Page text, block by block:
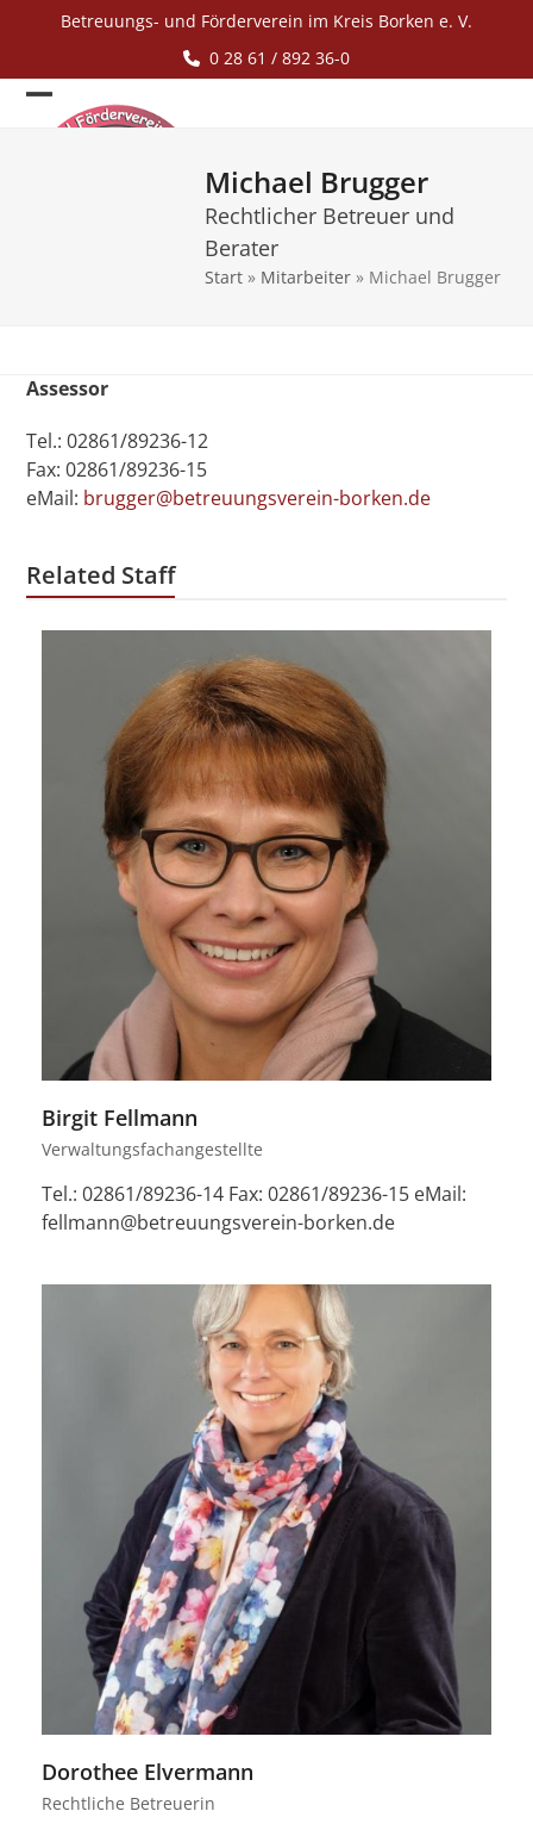
Betreuungs- und Förderverein im Kreis Borken e. V.
0 28 61 / 892 36-0
Open
Close
Michael Brugger
Rechtlicher Betreuer und
Berater
Start» Mitarbeiter» Michael Brugger
Assessor
Tel.: 02861/89236-12
Fax: 02861/89236-15
eMail: brugger@betreuungsverein-borken.de
Related Staff
Birgit Fellmann
Verwaltungsfachangestellte
Tel.: 02861/89236-14 Fax: 02861/89236-15 eMail:
fellmann@betreuungsverein-borken.de
Dorothee Elvermann
Rechtliche Betreuerin